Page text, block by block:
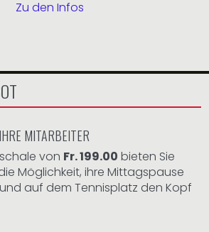
Zu den Infos
MITARBEITER
von Fr. 199.00 bieten Sie
Möglichkeit, ihre Mittagspause
auf dem Tennisplatz den Kopf